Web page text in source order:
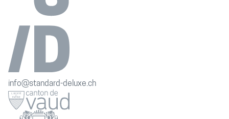
info@standard-deluxe.ch